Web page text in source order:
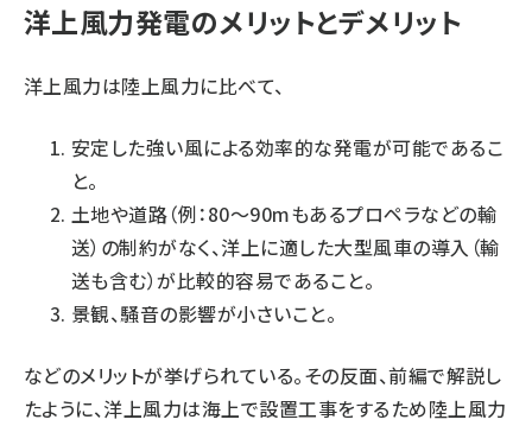
洋上風力発電のメリットとデメリット
洋上風力は陸上風力に比べて、
安定した強い風による効率的な発電が可能であるこ
と。
土地や道路（例：80〜90mもあるプロペラなどの輸
送）の制約がなく、洋上に適した大型風車の導入（輸
送も含む）が比較的容易であること。
景観、騒音の影響が小さいこと。
などのメリットが挙げられている。その反面、前編で解説し
たように、洋上風力は海上で設置工事をするため陸上風力